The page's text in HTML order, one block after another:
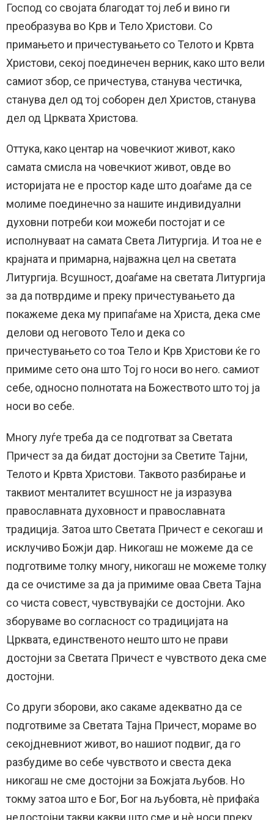
Господ со својата благодат тој леб и вино ги
преобразува во Крв и Тело Христови. Со
примањето и причестувањето со Телото и Крвта
Христови, секој поединечен верник, како што вели
самиот збор, се причестува, станува честичка,
станува дел од тој соборен дел Христов, станува
дел од Црквата Христова.
Оттука, како центар на човечкиот живот, како
самата смисла на човечкиот живот, овде во
историјата не е простор каде што доаѓаме да се
молиме поединечно за нашите индивидуални
духовни потреби кои можеби постојат и се
исполнуваат на самата Света Литургија. И тоа не е
крајната и примарна, најважна цел на светата
Литургија. Всушност, доаѓаме на светата Литургија
за да потврдиме и преку причестувањето да
покажеме дека му припаѓаме на Христа, дека сме
делови од неговото Тело и дека со
причестувањето со тоа Тело и Крв Христови ќе го
примиме сето она што Тој го носи во него. самиот
себе, односно полнотата на Божеството што тој ја
носи во себе.
Многу луѓе треба да се подготват за Светата
Причест за да бидат достојни за Светите Тајни,
Телото и Крвта Христови. Таквото разбирање и
таквиот менталитет всушност не ја изразува
православната духовност и православната
традиција. Затоа што Светата Причест е секогаш и
исклучиво Божји дар. Никогаш не можеме да се
подготвиме толку многу, никогаш не можеме толку
да се очистиме за да ја примиме оваа Света Тајна
со чиста совест, чувствувајќи се достојни. Ако
зборуваме во согласност со традицијата на
Црквата, единственото нешто што не прави
достојни за Светата Причест е чувството дека сме
достојни.
Со други зборови, ако сакаме адекватно да се
подготвиме за Светата Тајна Причест, мораме во
секојдневниот живот, во нашиот подвиг, да го
разбудиме во себе чувството и свеста дека
никогаш не сме достојни за Божјата љубов. Но
токму затоа што е Бог, Бог на љубовта, нè прифаќа
недостојни такви какви што сме и нè носи преку